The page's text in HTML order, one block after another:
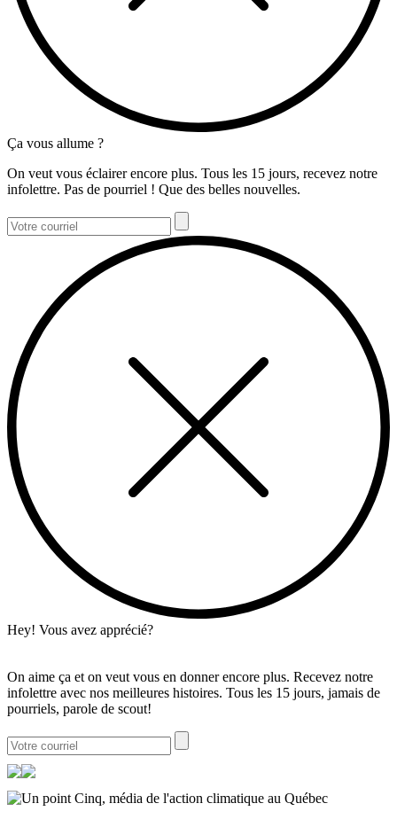
Ça vous allume ?
On veut vous éclairer encore plus. Tous les 15 jours, recevez notre
infolettre. Pas de pourriel ! Que des belles nouvelles.
Hey! Vous avez apprécié?
On aime ça et on veut vous en donner encore plus. Recevez notre
infolettre avec nos meilleures histoires. Tous les 15 jours, jamais de
pourriels, parole de scout!